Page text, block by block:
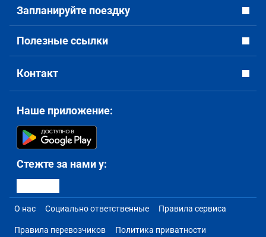
Запланируйте поездку
Полезные ссылки
Контакт
Наше приложение:
Стежте за нами у:
О нас Социально ответственные Правила сервиса
Правила перевозчиков Политика приватности